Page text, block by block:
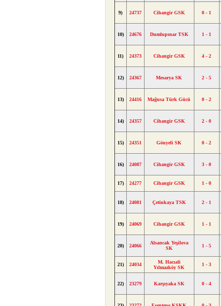
9) 24737 Cihangir GSK 0 - 1
10) 24676 Dumlupınar TSK 1 - 1
11) 24373 Cihangir GSK 4 - 2
12) 24367 Mesarya SK 2 - 5
13) 24416 Mağusa Türk Gücü 0 - 2
14) 24357 Cihangir GSK 2 - 0
15) 24351 Gönyeli SK 0 - 2
16) 24087 Cihangir GSK 3 - 0
17) 24277 Cihangir GSK 1 - 0
18) 24081 Çetinkaya TSK 2 - 1
19) 24069 Cihangir GSK 1 - 1
20) 24066
Alsancak Yeşilova
SK
1 - 5
21) 24034
M. Hacıali
Yılmazköy SK
1 - 3
22) 23279 Karşıyaka SK 0 - 4